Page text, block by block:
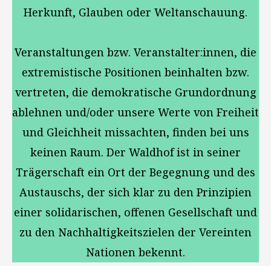
Herkunft, Glauben oder Weltanschauung.
Veranstaltungen bzw. Veranstalter:innen, die
extremistische Positionen beinhalten bzw.
vertreten, die demokratische Grundordnung
ablehnen und/oder unsere Werte von Freiheit
und Gleichheit missachten, finden bei uns
keinen Raum. Der Waldhof ist in seiner
Trägerschaft ein Ort der Begegnung und des
Austauschs, der sich klar zu den Prinzipien
einer solidarischen, offenen Gesellschaft und
zu den Nachhaltigkeitszielen der Vereinten
Nationen bekennt.